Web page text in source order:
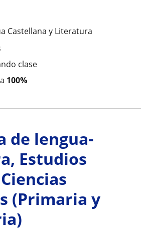
Castellana y Literatura
clase
100%
de lengua-
Estudios
(Primaria y